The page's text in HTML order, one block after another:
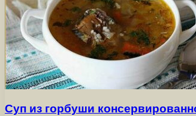
Суп из горбуши